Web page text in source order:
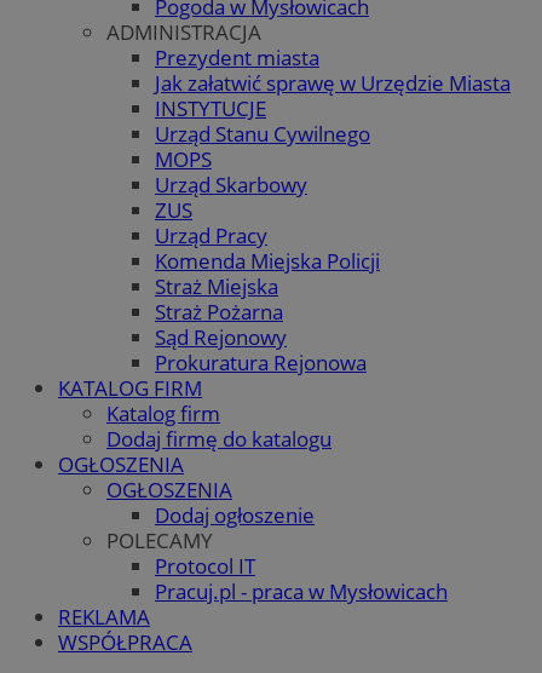
Pogoda w Mysłowicach
ADMINISTRACJA
Prezydent miasta
Jak załatwić sprawę w Urzędzie Miasta
INSTYTUCJE
Urząd Stanu Cywilnego
MOPS
Urząd Skarbowy
ZUS
Urząd Pracy
Komenda Miejska Policji
Straż Miejska
Straż Pożarna
Sąd Rejonowy
Prokuratura Rejonowa
KATALOG FIRM
Katalog firm
Dodaj firmę do katalogu
OGŁOSZENIA
OGŁOSZENIA
Dodaj ogłoszenie
POLECAMY
Protocol IT
Pracuj.pl - praca w Mysłowicach
REKLAMA
WSPÓŁPRACA